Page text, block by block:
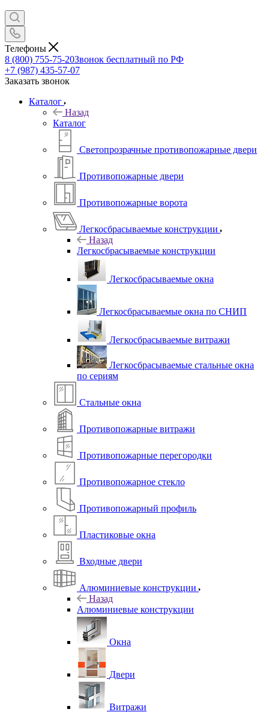
Телефоны
8 (800) 755-75-20Звонок бесплатный по РФ
+7 (987) 435-57-07
Заказать звонок
Каталог
Назад
Каталог
Светопрозрачные противопожарные двери
Противопожарные двери
Противопожарные ворота
Легкосбрасываемые конструкции
Назад
Легкосбрасываемые конструкции
Легкосбрасываемые окна
Легкосбрасываемые окна по СНИП
Легкосбрасываемые витражи
Легкосбрасываемые стальные окна
по сериям
Стальные окна
Противопожарные витражи
Противопожарные перегородки
Противопожарное стекло
Противопожарный профиль
Пластиковые окна
Входные двери
Алюминиевые конструкции
Назад
Алюминиевые конструкции
Окна
Двери
Витражи